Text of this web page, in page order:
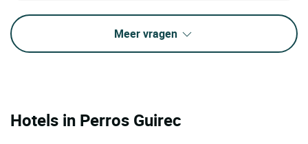
Meer vragen
Hotels in Perros Guirec